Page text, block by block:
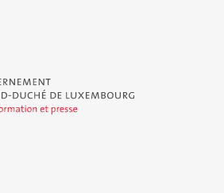
Duché de Luxembourg - Service